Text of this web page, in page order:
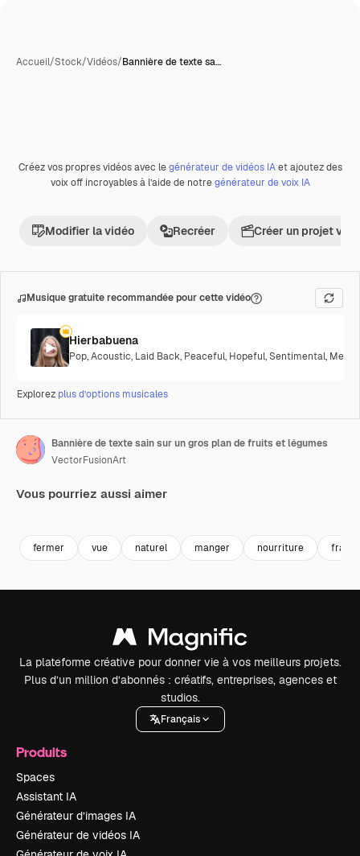
Accueil/Stock/Vidéos/Bannière de texte sa…
PremiumGénérée par l’IA
Créez vos propres vidéos avec legénérateur de vidéos IAet ajoutez des
voix off incroyables à l’aide de notregénérateur de voix IA
Modifier la vidéo Recréer Créer un projet
Musique gratuite recommandée pour cette vidéo
Hierbabuena
Pop,Acoustic, Laid Back, Peaceful, Hopeful,Sentimental,
Explorez plus d’options musicales
Bannière de texte sain sur un gros plan de fruits et légumes
VectorFusionArt
Vous pourriez aussi aimer
fermer vue naturel manger nourriture frais
La plateforme créative pour donner vie à vos meilleurs projets.
Plus d’un million d’abonnés : créatifs, entreprises, agences et
studios.
Français
Produits
Spaces
Assistant IA
Générateur d’images IA
Générateur de vidéos IA